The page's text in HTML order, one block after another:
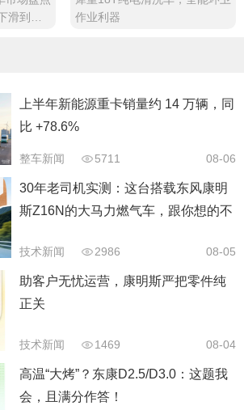
滑到稳
作业利器
上半年新能源重卡销量约 14 万辆，同
比 +78.6%
整车新闻 5711 08-06
30年老司机实测：这台搭载东风康明
斯Z16N的大马力燃气车，跟你想的不
技术新闻 2986 08-05
助客户无忧运营，康明斯严把零件纯
正关
技术新闻 1469 08-04
高温“大烤”？东康D2.5/D3.0：这题我
会，且满分作答！